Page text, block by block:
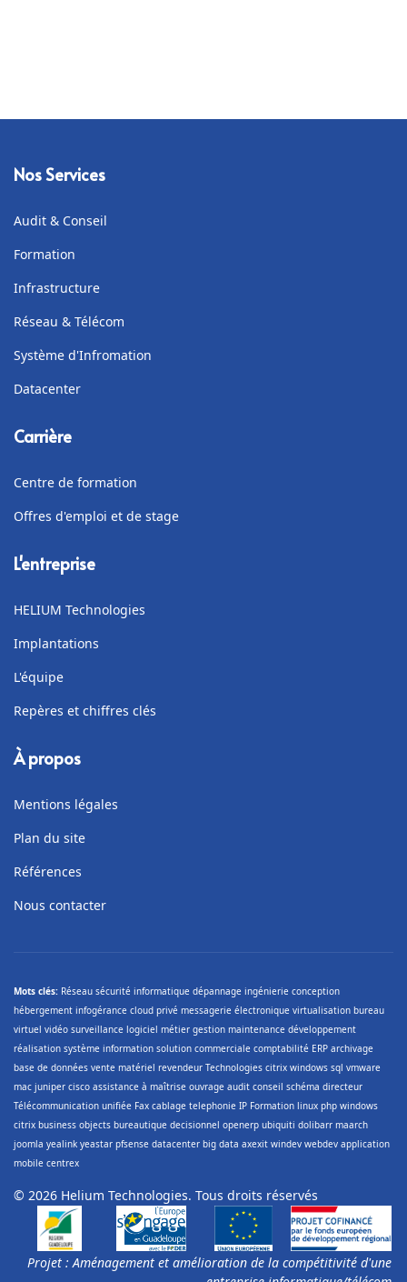
Nos Services
Audit & Conseil
Formation
Infrastructure
Réseau & Télécom
Système d'Infromation
Datacenter
Carrière
Centre de formation
Offres d'emploi et de stage
L'entreprise
HELIUM Technologies
Implantations
L'équipe
Repères et chiffres clés
À propos
Mentions légales
Plan du site
Références
Nous contacter
Mots clés: Réseau sécurité informatique dépannage ingénierie conception
hébergement infogérance cloud privé messagerie électronique virtualisation bureau
virtuel vidéo surveillance logiciel métier gestion maintenance développement
réalisation système information solution commerciale comptabilité ERP archivage
base de données vente matériel revendeur Technologies citrix windows sql vmware
mac juniper cisco assistance à maîtrise ouvrage audit conseil schéma directeur
Télécommunication unifiée Fax cablage telephonie IP Formation linux php windows
citrix business objects bureautique decisionnel openerp ubiquiti dolibarr maarch
joomla yealink yeastar pfsense datacenter big data axexit windev webdev application
mobile centrex
© 2026 Helium Technologies. Tous droits réservés
Projet : Aménagement et amélioration de la compétitivité d'une